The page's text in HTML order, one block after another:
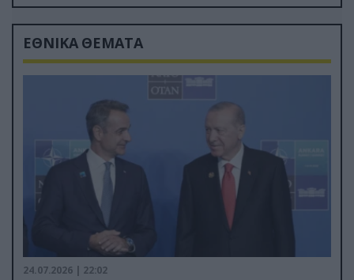
ΕΘΝΙΚΑ ΘΕΜΑΤΑ
24.07.2026 | 22:02